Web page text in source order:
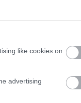
like cookies on
advertising
a